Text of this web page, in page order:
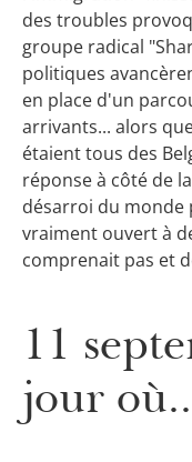
des troubles
groupe radical
politiques
en place d'un
arrivants... alors
étaient tous des
réponse à côté de
désarroi du monde
vraiment ouvert à
comprenait pas et
11
jour